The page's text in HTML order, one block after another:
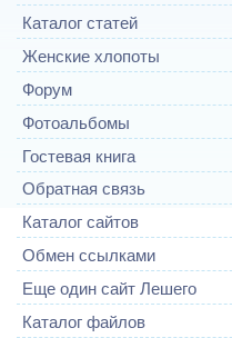
Каталог статей
Женские хлопоты
Форум
Фотоальбомы
Гостевая книга
Обратная связь
Каталог сайтов
Обмен ссылками
Еще один сайт Лешего
Каталог файлов